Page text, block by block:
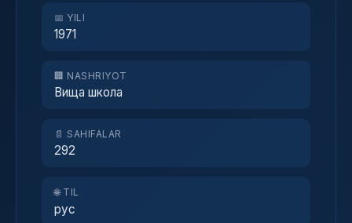
📅 YILI
1971
🏢 NASHRIYOT
Вища школа
📄 SAHIFALAR
292
🌐 TIL
рус